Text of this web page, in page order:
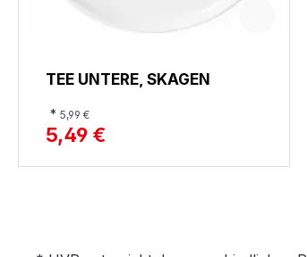
TEE UNTERE, SKAGEN
* 5,99 €
5,49 €